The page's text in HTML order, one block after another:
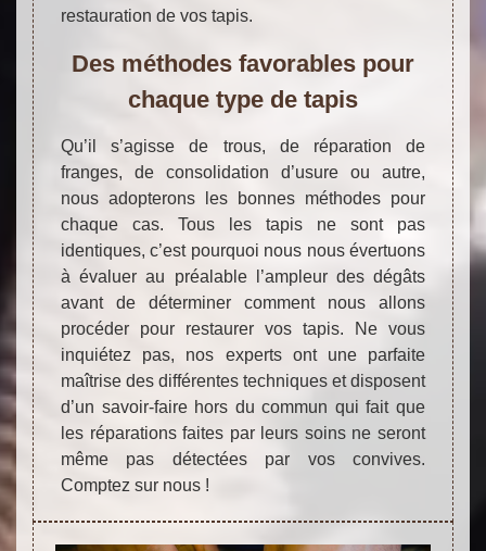
restauration de vos tapis.
Des méthodes favorables pour
chaque type de tapis
Qu’il s’agisse de trous, de réparation de
franges, de consolidation d’usure ou autre,
nous adopterons les bonnes méthodes pour
chaque cas. Tous les tapis ne sont pas
identiques, c’est pourquoi nous nous évertuons
à évaluer au préalable l’ampleur des dégâts
avant de déterminer comment nous allons
procéder pour restaurer vos tapis. Ne vous
inquiétez pas, nos experts ont une parfaite
maîtrise des différentes techniques et disposent
d’un savoir-faire hors du commun qui fait que
les réparations faites par leurs soins ne seront
même pas détectées par vos convives.
Comptez sur nous !